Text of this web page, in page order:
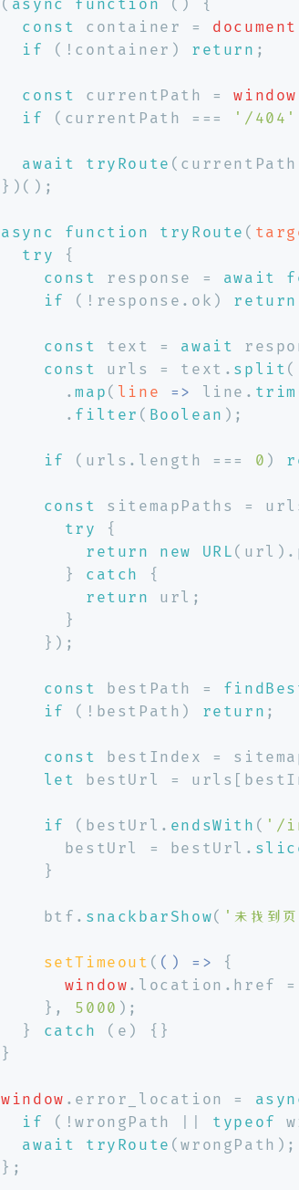
( async function ( ) {
const
container = document
if
(!container) return ;
const currentPath = window
if
(currentPath === '/404'
await tryRoute
})();
async function tryRoute (
try
{
const
response = await
if
(!response. ok ) return
const text = await
const
urls = text. split (
      .
map ( line => line. trim
      .
filter ( Boolean );
if (urls. length === 0 )
const sitemapPaths =
try
{
return
new URL (url).
      }
catch
{
return
url;
      }
    });
const bestPath =
if
(!bestPath) return ;
const bestIndex =
let
bestUrl =
if (bestUrl. endsWith ( '/
      bestUrl = bestUrl.
    }
    btf.
snackbarShow( '未找到
setTimeout ( () =>
{
window . location . href
    },
5000 );
  }
catch
(e) {}
}
window . error_location =
if
(!wrongPath || typeof
await
tryRoute (wrongPath);
};